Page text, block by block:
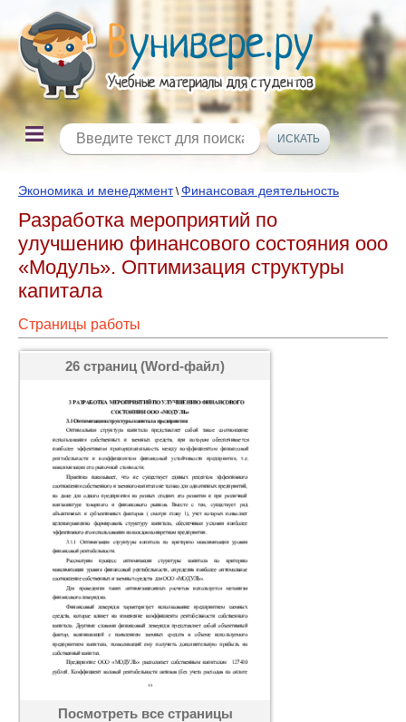
Экономика и менеджмент\Финансовая деятельность
Разработка мероприятий по
улучшению финансового состояния ооо
«Модуль». Оптимизация структуры
капитала
Страницы работы
26 страниц (Word-файл)
Посмотреть все страницы